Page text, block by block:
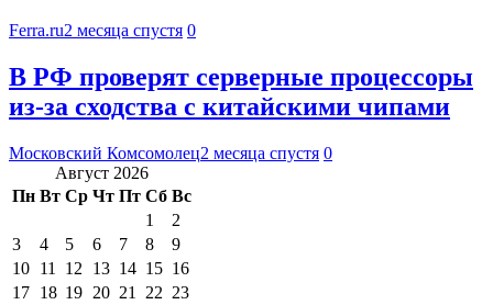
Ferra.ru2 месяца спустя 0
В РФ проверят серверные процессоры
из-за сходства с китайскими чипами
Московский Комсомолец2 месяца спустя 0
Август 2026
Пн Вт Ср Чт Пт Сб Вс
1
2
3
4 5 6 7 8
9
10 11 12 13 14 15 16
17 18 19 20 21 22 23